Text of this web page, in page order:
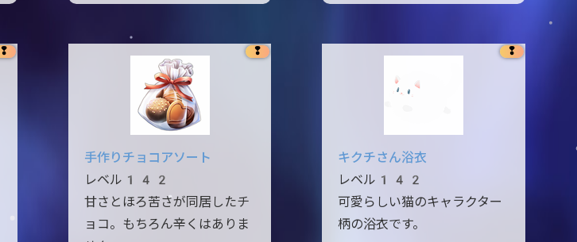
❢ ❢
手作りチョコアソート
レベル142
甘さとほろ苦さが同居したチ
ョコ。もちろん辛くはありま
❢
キクチさん浴衣
レベル142
可愛らしい猫のキャラクター
柄の浴衣です。